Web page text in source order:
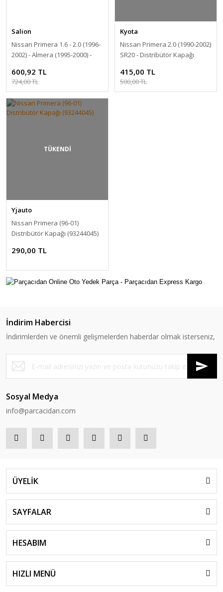
Salion
Nissan Primera 1.6 - 2.0 (1996-
2002) - Almera (1995-2000) -
74Y25]
600,92 TL
724,00 TL
Kyota
Nissan Primera 2.0 (1990-2002)
SR20 - Distribütör Kapağı
415,00 TL
500,00 TL
TÜKENDİ
Yjauto
Nissan Primera (96-01)
Distribütör Kapağı (93244045)
290,00 TL
İndirim Habercisi
İndirimlerden ve önemli gelişmelerden haberdar olmak isterseniz,
Sosyal Medya
info@parcacidan.com
ÜYELİK
SAYFALAR
HESABIM
HIZLI MENÜ